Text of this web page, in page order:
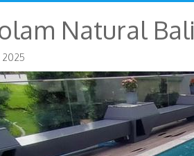
Natural Bali
2025